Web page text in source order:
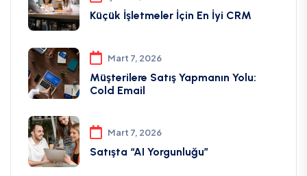
Küçük İşletmeler İçin En İyi CRM
Mart 7, 2026
Müşterilere Satış Yapmanın Yolu:
Cold Email
Mart 7, 2026
Satışta “AI Yorgunluğu”